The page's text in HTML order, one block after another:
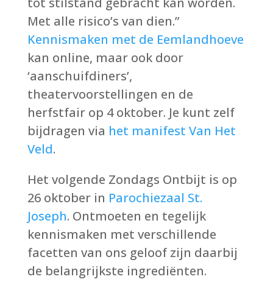
Met alle risico’s van dien.”
Kennismaken met de Eemlandhoeve
kan online, maar ook door
‘aanschuifdiners’,
theatervoorstellingen en de
herfstfair op 4 oktober. Je kunt zelf
bijdragen via het manifest Van Het
Veld.
Het volgende Zondags Ontbijt is op
26 oktober in Parochiezaal St.
Joseph. Ontmoeten en tegelijk
kennismaken met verschillende
facetten van ons geloof zijn daarbij
de belangrijkste ingrediënten.